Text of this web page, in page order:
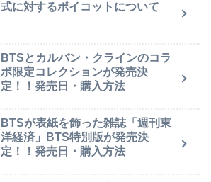
式に対するボイコットについて
BTSとカルバン・クラインのコラ
ボ限定コレクションが発売決
定！！発売日・購入方法
BTSが表紙を飾った雑誌「週刊東
洋経済」BTS特別版が発売決
定！！発売日・購入方法